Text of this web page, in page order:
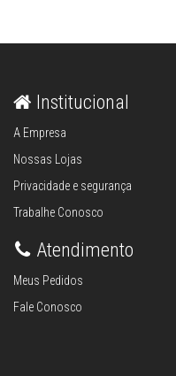
Institucional
A Empresa
Nossas Lojas
Privacidade e segurança
Trabalhe Conosco
Atendimento
Meus Pedidos
Fale Conosco